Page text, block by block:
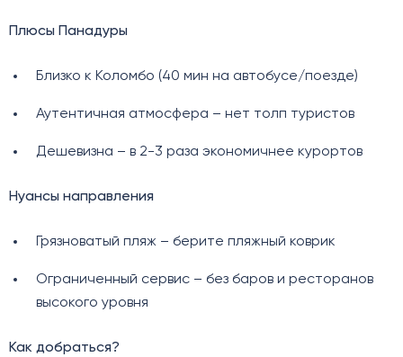
Плюсы Панадуры
Близко к Коломбо (40 мин на автобусе/поезде)
Аутентичная атмосфера – нет толп туристов
Дешевизна – в 2-3 раза экономичнее курортов
Нуансы направления
Грязноватый пляж – берите пляжный коврик
Ограниченный сервис – без баров и ресторанов
высокого уровня
Как добраться?